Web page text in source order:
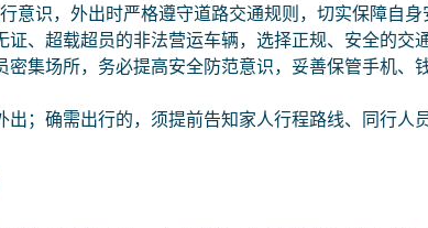
意识，外出时严格遵守道路交通规则，切实保障自身
证、超载超员的非法营运车辆，选择正规、安全的交通
密集场所，务必提高安全防范意识，妥善保管手机
出；确需出行的，须提前告知家人行程路线、同行人